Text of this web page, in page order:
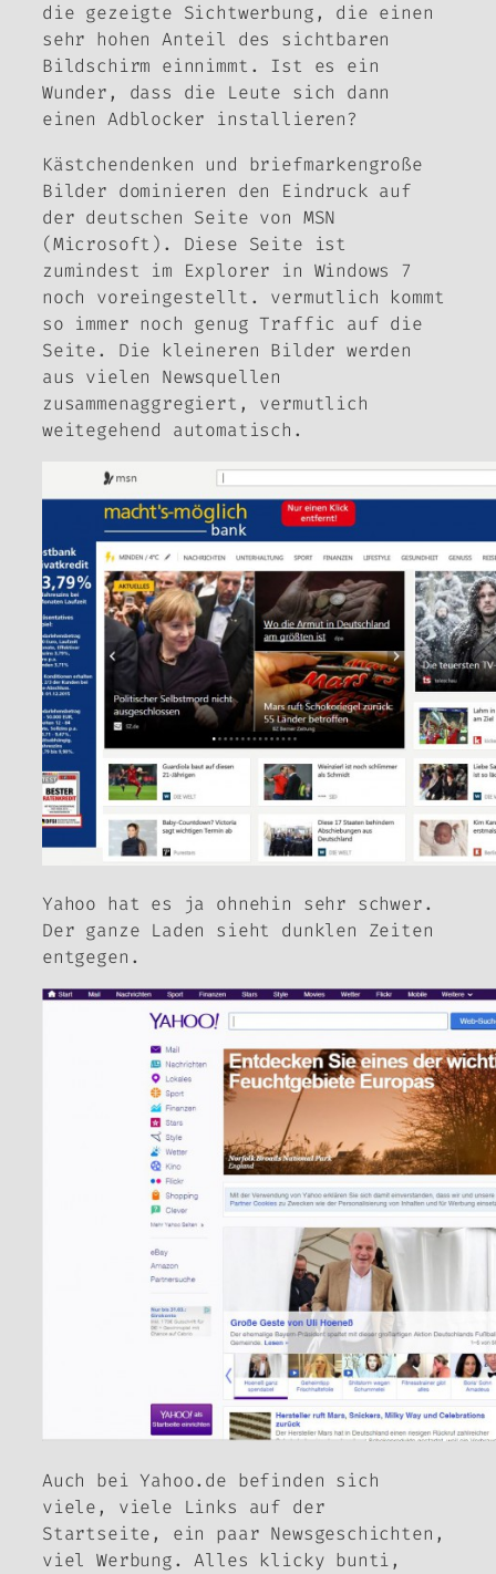
die gezeigte Sichtwerbung, die einen
sehr hohen Anteil des sichtbaren
Bildschirm einnimmt. Ist es ein
Wunder, dass die Leute sich dann
einen Adblocker installieren?
Kästchendenken und briefmarkengroße
Bilder dominieren den Eindruck auf
der deutschen Seite von MSN
(Microsoft). Diese Seite ist
zumindest im Explorer in Windows 7
noch voreingestellt. vermutlich kommt
so immer noch genug Traffic auf die
Seite. Die kleineren Bilder werden
aus vielen Newsquellen
zusammenaggregiert, vermutlich
weitegehend automatisch.
Yahoo hat es ja ohnehin sehr schwer.
Der ganze Laden sieht dunklen Zeiten
entgegen.
Auch bei Yahoo.de befinden sich
viele, viele Links auf der
Startseite, ein paar Newsgeschichten,
viel Werbung. Alles klicky bunti,